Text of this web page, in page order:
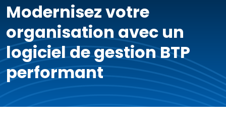
Modernisez votre
organisation avec un
logiciel de gestion BTP
performant